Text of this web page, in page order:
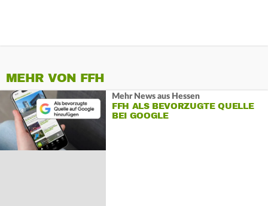
MEHR VON FFH
Mehr News aus Hessen
FFH ALS BEVORZUGTE QUELLE
BEI GOOGLE